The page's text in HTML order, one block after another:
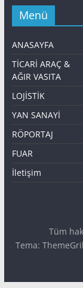
Menü
ANASAYFA
TİCARİ ARAÇ &
AĞIR VASITA
LOJİSTİK
YAN SANAYİ
RÖPORTAJ
FUAR
İletişim
Tüm
Tema: